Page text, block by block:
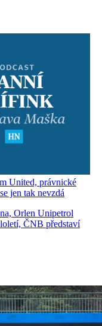
United, právnické
jen tak nevzdá
Orlen Unipetrol
ČNB představí